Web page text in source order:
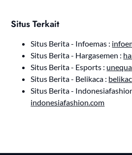
Situs Terkait
Situs Berita - Infoemas :
Situs Berita - Hargasemen :
Situs Berita - Esports :
Situs Berita - Belikaca :
Situs Berita -
indonesiafashion.com